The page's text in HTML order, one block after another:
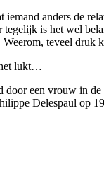
iemand anders de
tegelijk is het wel
Weerom, teveel druk
lukt…
door een vrouw in
Delespaul op